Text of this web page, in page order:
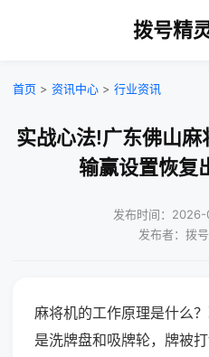
拨号精
首页 > 资讯中心 > 行业资讯
实战心法!广东佛山麻
输赢设置恢复
发布时间：
发布者：拨
麻将机的工作原理是什么
是洗牌盘和吸牌轮，牌被